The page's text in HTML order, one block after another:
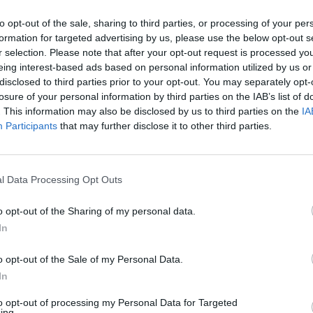
opt-out of the sale, sharing to third parties, or processing of your
for targeted advertising by us, please use the below opt-out
selection. Please note that after your opt-out request is processed
interest-based ads based on personal information utilized by us
to third parties prior to your opt-out. You may separately
of your personal information by third parties on the IAB’s list of
This information may also be disclosed by us to third parties on the
Participants that may further disclose it to other third parties.
Data Processing Opt Outs
opt-out of the Sharing of my personal data.
opt-out of the Sale of my Personal Data.
opt-out of processing my Personal Data for Targeted
Narkotikai Kosta Rika Europa
K. Prunskienės brolis prisiminė jaudinančią
Žinios Lietuvos diena
00:03:41